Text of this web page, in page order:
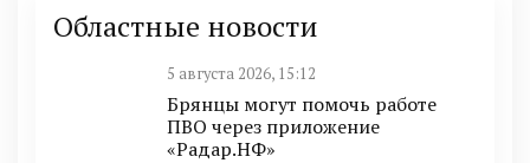
Областные новости
5 августа 2026, 15:12
Брянцы могут помочь работе
ПВО через приложение
«Радар.НФ»